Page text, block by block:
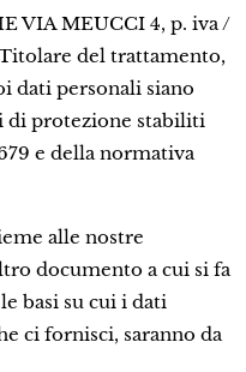
VIA MEUCCI 4, p. iva /
del trattamento,
dati personali siano
di protezione stabiliti
e della normativa
alle nostre
documento a cui si fa
basi su cui i dati
ci fornisci, saranno da